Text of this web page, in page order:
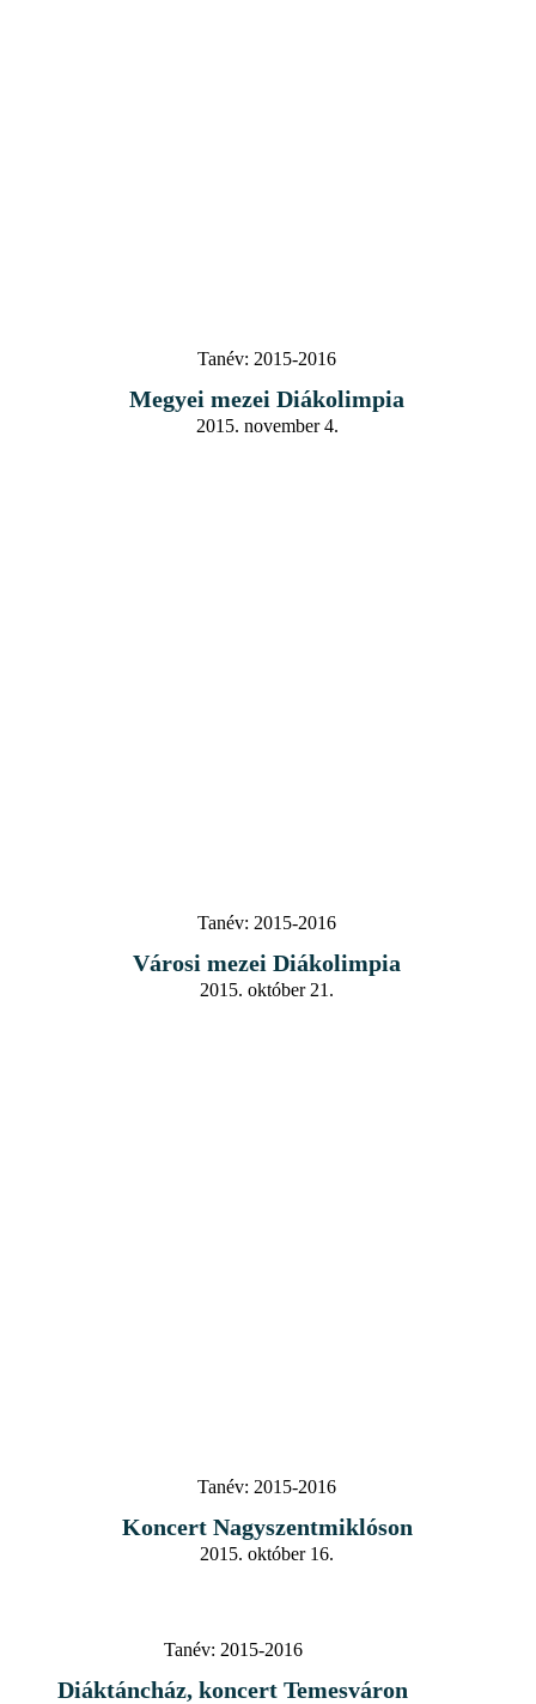
Tanév: 2015-2016
Megyei mezei Diákolimpia
2015. november 4.
Tanév: 2015-2016
Városi mezei Diákolimpia
2015. október 21.
Tanév: 2015-2016
Koncert Nagyszentmiklóson
2015. október 16.
Tanév: 2015-2016
Diáktáncház, koncert Temesváron